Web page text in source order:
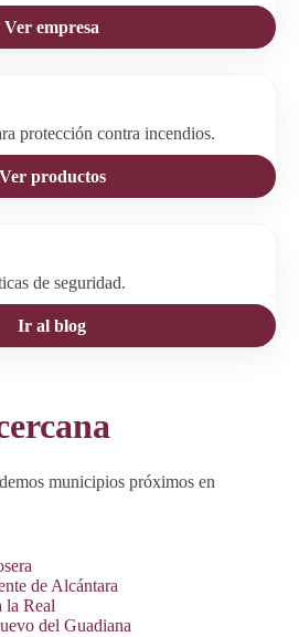
Ver empresa
protección contra incendios.
Ver productos
de seguridad.
Ir al blog
municipios próximos en
de Alcántara
la Real
del Guadiana